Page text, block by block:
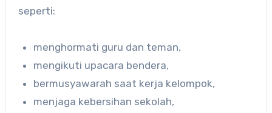
seperti:
menghormati guru dan teman,
mengikuti upacara bendera,
bermusyawarah saat kerja kelompok,
menjaga kebersihan sekolah,